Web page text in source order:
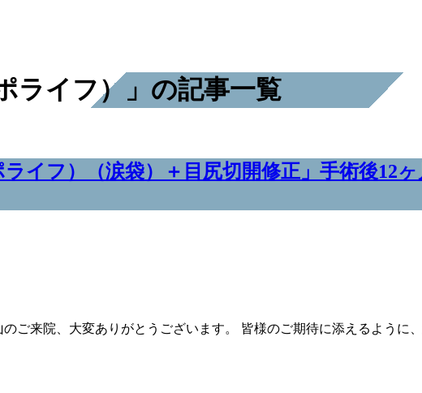
ライフ）」の記事一覧
イフ）（涙袋）＋目尻切開修正」手術後12
ご来院、大変ありがとうございます。 皆様のご期待に添えるように